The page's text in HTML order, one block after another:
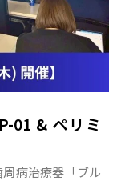
01 & ペリミ
病治療器「ブル